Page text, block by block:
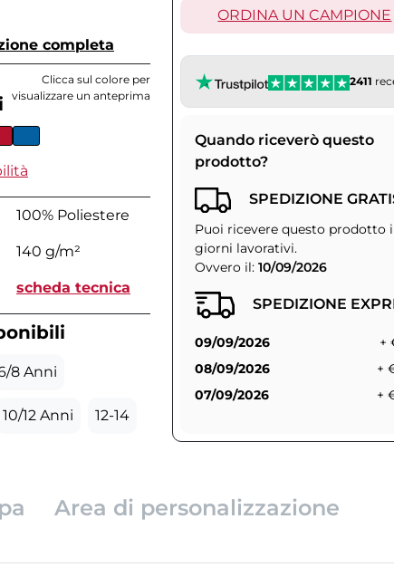
completa
Clicca sul colore per
visualizzare un anteprima
100% Poliestere
140 g/m²
scheda tecnica
8 Anni
10/12 Anni 12-14
ORDINA UN CAMPIONE
2411
Quando riceverò questo
prodotto?
SPEDIZIONE
Puoi ricevere questo prodotto
giorni lavorativi.
Ovvero il: 10/09/2026
SPEDIZIONE
09/09/2026
+
08/09/2026
+
07/09/2026
+
Area di personalizzazione